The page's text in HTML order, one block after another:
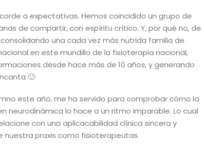
a expectativas. Hemos coincidido un grupo de
de compartir, con espíritu crítico. Y, por qué no, de
una cada vez más nutrida familia de
en este mundillo de la fisioterapia nacional,
desde hace más de 10 años, y generando
🙂
este año, me ha servido para comprobar cómo la
neurodinámica lo hace a un ritmo imparable. Lo cual
con una aplicacabilidad clínica sincera y
nuestra praxis como fisioterapeutas.